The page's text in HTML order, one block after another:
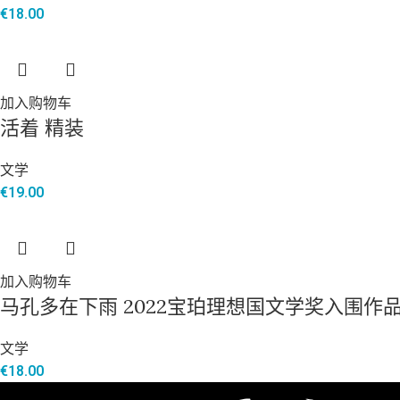
€18.00
加入购物车
活着 精装
文学
€19.00
加入购物车
马孔多在下雨 2022宝珀理想国文学奖入围作
文学
€18.00